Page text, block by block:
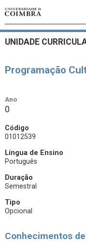
UNIDADE
Programação
Ano
0
Código
01012539
Língua de Ensino
Português
Duração
Semestral
Tipo
Opcional
Conhecimentos